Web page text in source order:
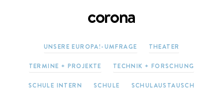
corona
UNSERE EUROPA!-UMFRAGE THEATER
TERMINE + PROJEKTE TECHNIK + FORSCHUNG
SCHULE INTERN SCHULE SCHULAUSTAUSCH